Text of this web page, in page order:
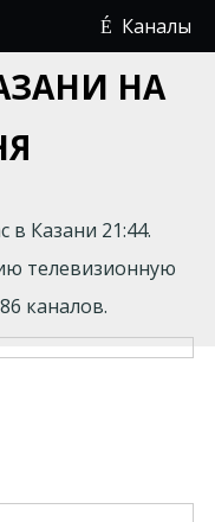
Каналы
НА
в Казани 21:44.
телевизионную
каналов.